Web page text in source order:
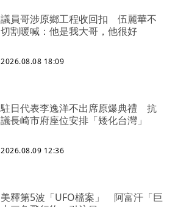
議員哥涉原鄉工程收回扣 伍麗華不
切割暖喊：他是我大哥，他很好
2026.08.08 18:09
駐日代表李逸洋不出席原爆典禮 抗
議長崎市府座位安排「矮化台灣」
2026.08.09 12:36
美釋第5波「UFO檔案」 阿富汗「巨